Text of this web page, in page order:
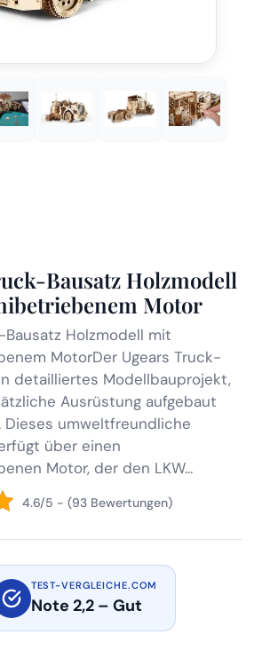
Bausatz Holzmodell
Motor
Bausatz Holzmodell mit
MotorDer Ugears Truck-
detailliertes Modellbauprojekt,
Ausrüstung aufgebaut
Dieses umweltfreundliche
über einen
Motor, der den LKW...
4.6/5 - (93 Bewertungen)
TEST-VERGLEICHE.COM
Note 2,2 – Gut